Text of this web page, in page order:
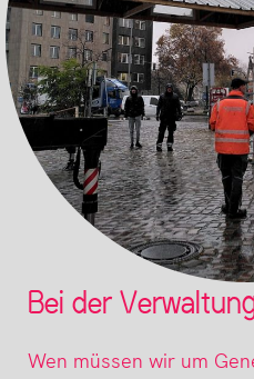
Bei der
Wen müssen wir um